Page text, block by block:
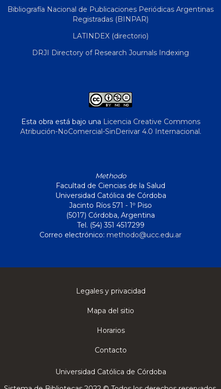
Bibliografía Nacional de Publicaciones Periódicas Argentinas
Registradas (BINPAR)
LATINDEX (directorio)
DRJI Directory of Research Journals Indexing
Esta obra está bajo una Licencia Creative Commons
Atribución-NoComercial-SinDerivar 4.0 Internacional.
Methodo
Facultad de Ciencias de la Salud
Universidad Católica de Córdoba
Jacinto Ríos 571 - 1º Piso
(5017) Córdoba, Argentina
Tel. (54) 351 4517299
Correo electrónico: methodo@ucc.edu.ar
Legales y privacidad
Mapa del sitio
Horarios
Contacto
Universidad Católica de Córdoba